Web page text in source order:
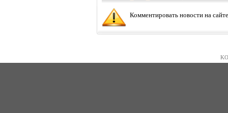
Комментировать новости на